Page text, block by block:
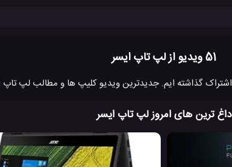
51 ویدیو از لپ تاپ ایسر
داغ ترین های امروز لپ تاپ ایسر